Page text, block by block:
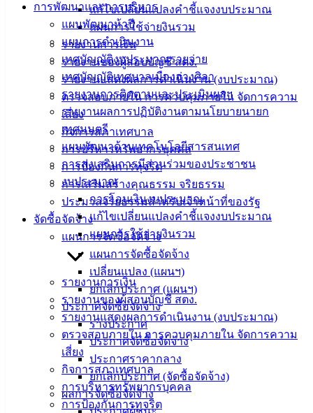
แก้ไขเปลี่ยนแปลงคำชี้แจงงบประมาณ
แผนการใช้จ่ายงินรวม
รายงานการเงิน
รายงานของผู้สอบบัญชี สตง.
รายงานแสดงผลการดำเนินงาน (งบประมาณ)
ตรวจสอบภายใน การควบคุมภายใน จัดการความ
เสี่ยง
กิจการสภาเทศบาล
การบริหารทรัพยากรบุคคล
การป้องกันการทุจริต
การเสริมสร้างคุณธรรม จริยธรรม
ประมวลจริยธรรมสำหรับเจ้าหน้าที่ของรัฐ
จัดซื้อจัดจ้าง
แผนการจัดซื้อจัดจ้าง
แผนการจัดซื้อจัดจ้าง
เปลี่ยนแปลง (แผนฯ)
ยกเลิกประกาศ (แผนฯ)
ประกาศจัดซื้อจัดจ้าง
ร่างประกาศ
ประกาศจัดซื้อจัดจ้าง
ประกาศราคากลาง
ยกเลิกประกาศ (จัดซื้อจัดจ้าง)
ผลการจัดซื้อจัดจ้าง
การพัฒนาและการบริหาร
แผนพัฒนาห้าปี
แผนการดำเนินงาน
เทศบัญญัติงบประมาณรายจ่าย
เทศบัญญัติเทศบาลเมืองอ่างศิลา
รายงานการติดตามและประเมินผลฯ
รายงานผลการปฏิบัติงานตามนโยบายนายก
เทศมนตรี
แผนพัฒนาด้านเทคโนโลยีสารสนเทศ
การส่งเสริมการมีส่วนร่วมของประชาชน
งบประมาณ
การโอนเงินงบประมาณ
แก้ไขเปลี่ยนแปลงคำชี้แจงงบประมาณ
แผนการใช้จ่ายงินรวม
รายงานการเงิน
รายงานของผู้สอบบัญชี สตง.
รายงานแสดงผลการดำเนินงาน (งบประมาณ)
ตรวจสอบภายใน การควบคุมภายใน จัดการความ
เสี่ยง
กิจการสภาเทศบาล
การบริหารทรัพยากรบุคคล
การป้องกันการทุจริต
ข่าวสาร
อิเล็กทรอนิกส์
องค์
ความรู้
(Knowledge
Management)
เทศบาล
สายตรง
นายก
ประวัติ
เทศบาล
ผู้บริหาร
ส่วน
เทศบาล
สงวนลิขสิทธิ์ © 2563 เทศบาลเมืองอ่างศิลา จังหวัดชลบุรี |
angsilacity.go.th | Powered byBuuscript